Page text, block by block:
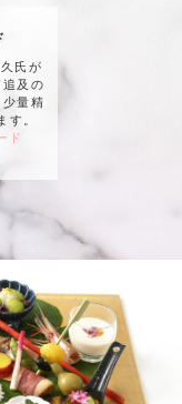
氏が
及の
量精
す。
ド